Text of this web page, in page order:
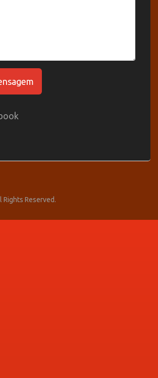
Rights Reserved.